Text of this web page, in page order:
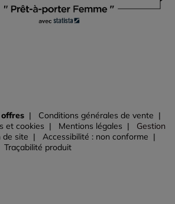
Conditions générales de vente
et cookies
Mentions légales
Gestion
de site
Accessibilité : non conforme
Traçabilité produit